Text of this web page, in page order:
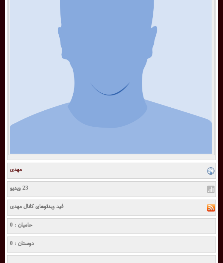
مهدی
23 ویدیو
فید ویدئوهای کانال مهدی
حامیان : 0
دوستان : 0